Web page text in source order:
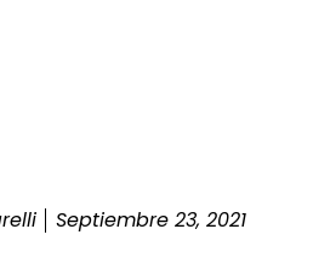
Septiembre 23, 2021